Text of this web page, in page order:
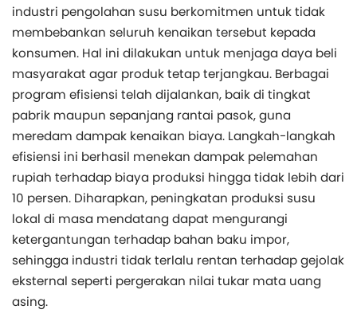
industri pengolahan susu berkomitmen untuk tidak
membebankan seluruh kenaikan tersebut kepada
konsumen. Hal ini dilakukan untuk menjaga daya beli
masyarakat agar produk tetap terjangkau. Berbagai
program efisiensi telah dijalankan, baik di tingkat
pabrik maupun sepanjang rantai pasok, guna
meredam dampak kenaikan biaya. Langkah-langkah
efisiensi ini berhasil menekan dampak pelemahan
rupiah terhadap biaya produksi hingga tidak lebih dari
10 persen. Diharapkan, peningkatan produksi susu
lokal di masa mendatang dapat mengurangi
ketergantungan terhadap bahan baku impor,
sehingga industri tidak terlalu rentan terhadap gejolak
eksternal seperti pergerakan nilai tukar mata uang
asing.